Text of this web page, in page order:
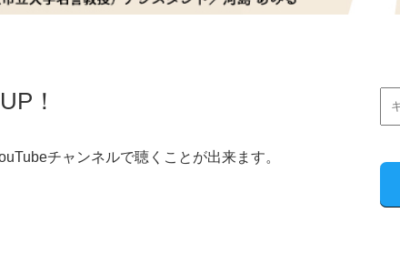
！
チャンネルで聴くことが出来ます。